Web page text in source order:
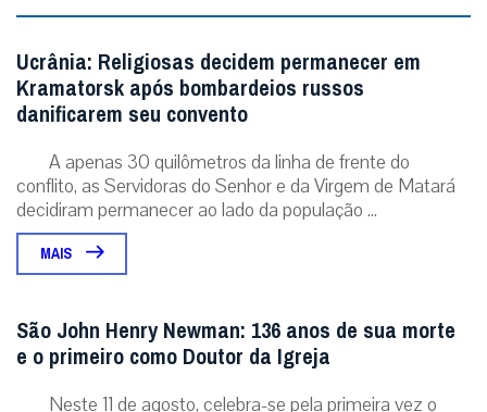
Ucrânia: Religiosas decidem permanecer em
Kramatorsk após bombardeios russos
danificarem seu convento
A apenas 30 quilômetros da linha de frente do
conflito, as Servidoras do Senhor e da Virgem de Matará
decidiram permanecer ao lado da população ...
MAIS
São John Henry Newman: 136 anos de sua morte
e o primeiro como Doutor da Igreja
Neste 11 de agosto, celebra-se pela primeira vez o